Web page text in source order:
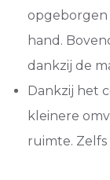
opgeborgen
hand.
dankzij de
Dankzij het
kleinere
ruimte.